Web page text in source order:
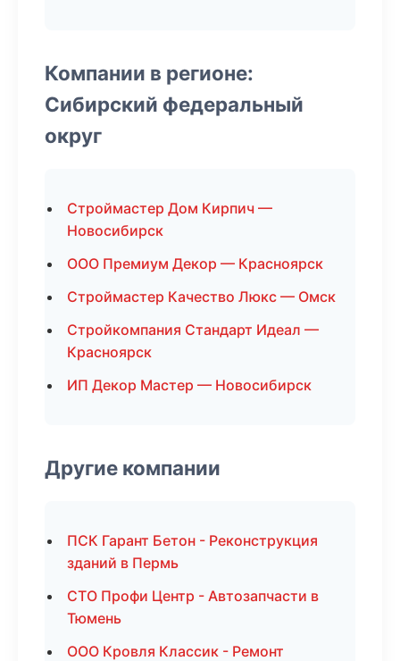
Компании в регионе:
Сибирский федеральный
округ
Строймастер Дом Кирпич —
Новосибирск
ООО Премиум Декор — Красноярск
Строймастер Качество Люкс — Омск
Стройкомпания Стандарт Идеал —
Красноярск
ИП Декор Мастер — Новосибирск
Другие компании
ПСК Гарант Бетон - Реконструкция
зданий в Пермь
СТО Профи Центр - Автозапчасти в
Тюмень
ООО Кровля Классик - Ремонт